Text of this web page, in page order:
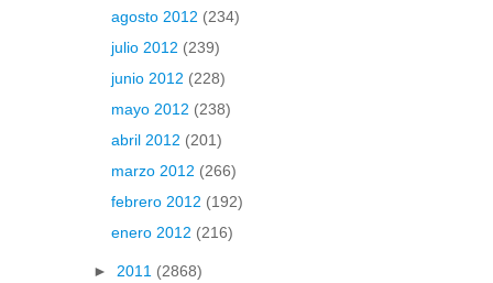
agosto 2012 (234)
julio 2012 (239)
junio 2012 (228)
mayo 2012 (238)
abril 2012 (201)
marzo 2012 (266)
febrero 2012 (192)
enero 2012 (216)
► 2011 (2868)